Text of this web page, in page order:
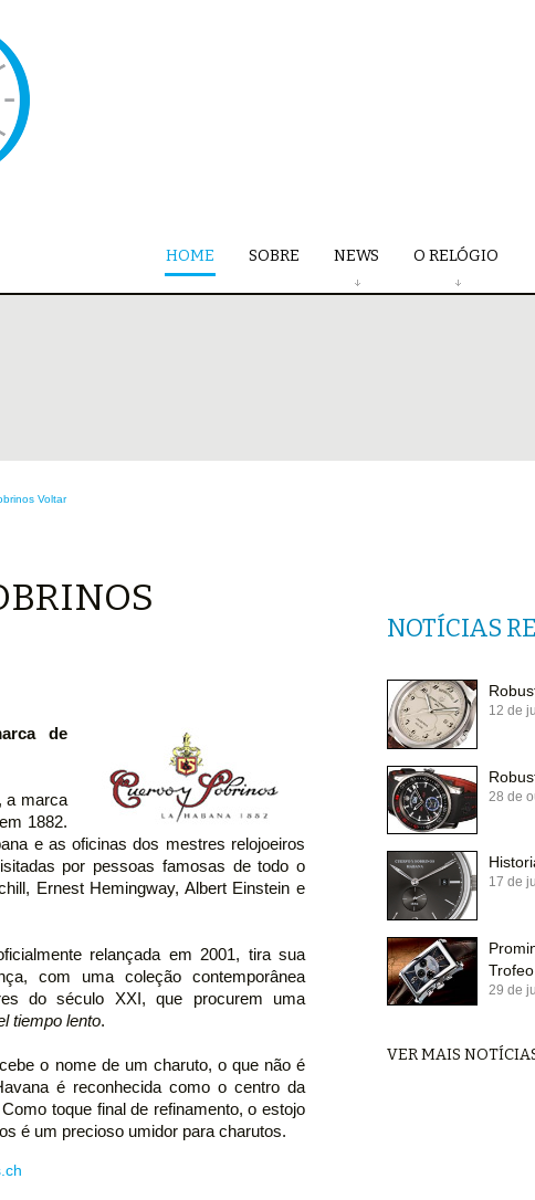
HOME SOBRE NEWS O RELÓGIO
Voltar
de
a marca
1882.
e as oficinas dos mestres relojoeiros
por pessoas famosas de todo o
Ernest Hemingway, Albert Einstein e
relançada em 2001, tira sua
com uma coleção contemporânea
do século XXI, que procurem uma
tiempo lento.
o nome de um charuto, o que não é
é reconhecida como o centro da
toque final de refinamento, o estojo
é um precioso umidor para charutos.
NOTÍCIAS
12 de
28 de
17 de
Trofeo
29 de
VER MAIS